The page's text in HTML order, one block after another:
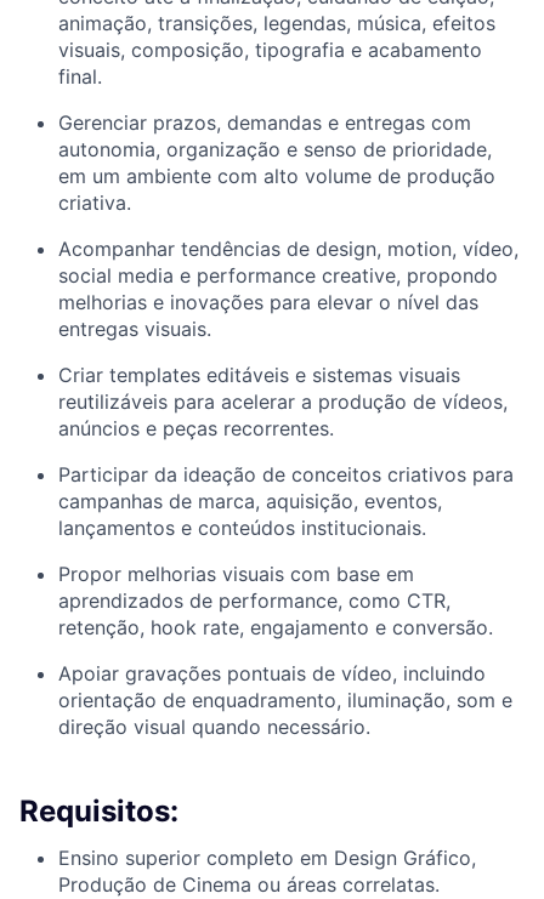
animação, transições, legendas, música, efeitos
visuais, composição, tipografia e acabamento
final.
Gerenciar prazos, demandas e entregas com
autonomia, organização e senso de prioridade,
em um ambiente com alto volume de produção
criativa.
Acompanhar tendências de design, motion, vídeo,
social media e performance creative, propondo
melhorias e inovações para elevar o nível das
entregas visuais.
Criar templates editáveis e sistemas visuais
reutilizáveis para acelerar a produção de vídeos,
anúncios e peças recorrentes.
Participar da ideação de conceitos criativos para
campanhas de marca, aquisição, eventos,
lançamentos e conteúdos institucionais.
Propor melhorias visuais com base em
aprendizados de performance, como CTR,
retenção, hook rate, engajamento e conversão.
Apoiar gravações pontuais de vídeo, incluindo
orientação de enquadramento, iluminação, som e
direção visual quando necessário.
Requisitos:
Ensino superior completo em Design Gráfico,
Produção de Cinema ou áreas correlatas.